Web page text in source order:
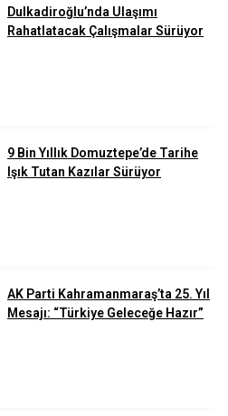
Dulkadiroğlu’nda Ulaşımı
Rahatlatacak Çalışmalar Sürüyor
9 Bin Yıllık Domuztepe’de Tarihe
Işık Tutan Kazılar Sürüyor
AK Parti Kahramanmaraş’ta 25. Yıl
Mesajı: “Türkiye Geleceğe Hazır”